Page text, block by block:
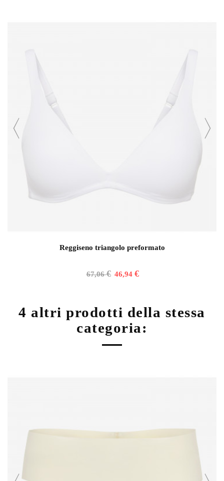
Reggiseno triangolo preformato
67,06€ 46,94 €
4 altri prodotti della stessa
categoria: